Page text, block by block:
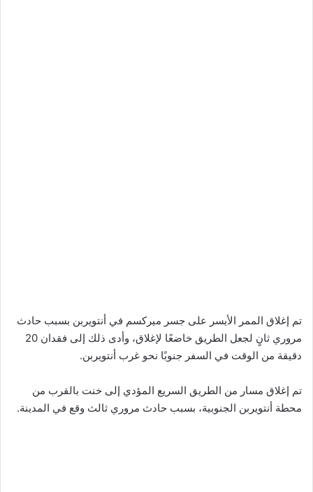
تم إغلاق الممر الأيسر على جسر ميركسم في أنتويربن بسبب حادث
مروري ثانٍ لجعل الطريق خاضعًا لإغلاق، وأدى ذلك إلى فقدان 20
دقيقة من الوقت في السفر جنوبًا نحو غرب أنتويربن.
تم إغلاق مسار من الطريق السريع المؤدي إلى خنت بالقرب من
محطة أنتويربن الجنوبية، بسبب حادث مروري ثالث وقع في المدينة.